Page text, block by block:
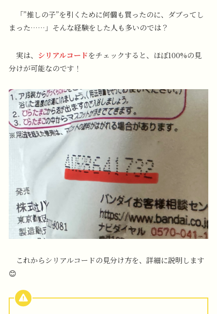
「”推しの子”を引くために何個も買ったのに、ダブってし
まった……」そんな経験をした人も多いのでは？
実は、 シリアルコードをチェックすると、ほぼ100%の見
分けが可能なのです！
これからシリアルコードの見分け方を、詳細に説明します
😊